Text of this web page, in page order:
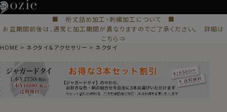
■ 裄丈詰め加工・刺繍加工について ■
お盆期間前後は、通常と加工期間が異なりますのでご了承ください。 詳細は
こちら⇒
HOME ネクタイ＆アクセサリー ネクタイ